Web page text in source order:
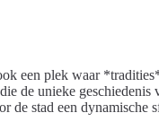
een plek waar
de unieke geschiedenis
de stad een dynamische